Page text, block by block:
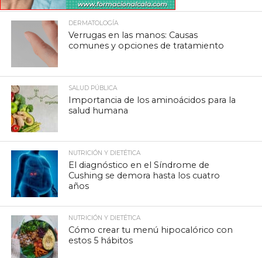
DERMATOLOGÍA
Verrugas en las manos: Causas
comunes y opciones de tratamiento
SALUD PÚBLICA
Importancia de los aminoácidos para la
salud humana
NUTRICIÓN Y DIETÉTICA
El diagnóstico en el Síndrome de
Cushing se demora hasta los cuatro
años
NUTRICIÓN Y DIETÉTICA
Cómo crear tu menú hipocalórico con
estos 5 hábitos